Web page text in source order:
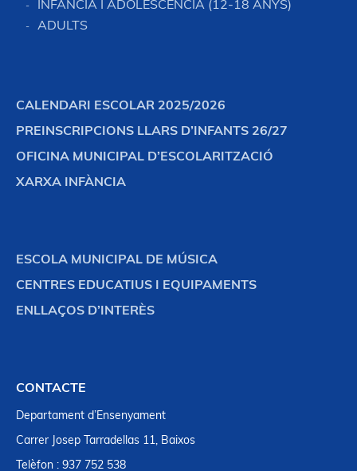
INFÀNCIA I ADOLESCÈNCIA (12-18 ANYS)
ADULTS
CALENDARI ESCOLAR 2025/2026
PREINSCRIPCIONS LLARS D’INFANTS 26/27
OFICINA MUNICIPAL D’ESCOLARITZACIÓ
XARXA INFÀNCIA
ESCOLA MUNICIPAL DE MÚSICA
CENTRES EDUCATIUS I EQUIPAMENTS
ENLLAÇOS D’INTERÈS
CONTACTE
Departament d’Ensenyament
Carrer Josep Tarradellas 11, Baixos
Telèfon : 937 752 538